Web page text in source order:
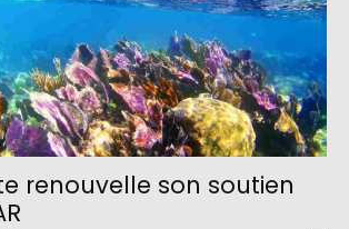
renouvelle son soutien